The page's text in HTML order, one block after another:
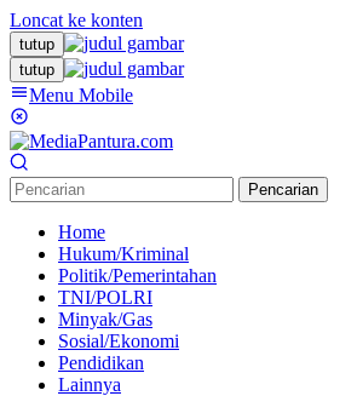
Loncat ke konten
tutup
tutup
Menu Mobile
Pencarian
Home
Hukum/Kriminal
Politik/Pemerintahan
TNI/POLRI
Minyak/Gas
Sosial/Ekonomi
Pendidikan
Lainnya